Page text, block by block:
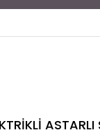
ASTARLI